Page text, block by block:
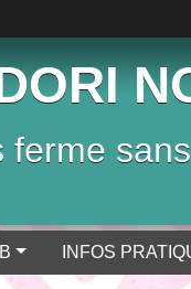
ferme
INFOS